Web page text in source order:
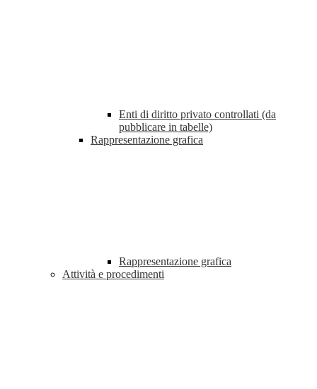
Enti di diritto privato controllati (da
pubblicare in tabelle)
Rappresentazione grafica
Rappresentazione grafica
Attività e procedimenti